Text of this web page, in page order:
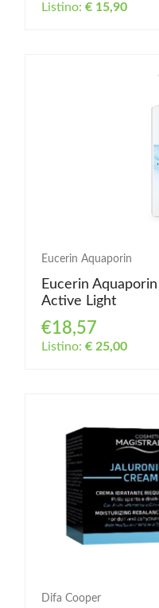
Listino: € 15,90
Eucerin Aquaporin
Eucerin
Active Light
€18,57
Listino: € 25,00
Difa Cooper